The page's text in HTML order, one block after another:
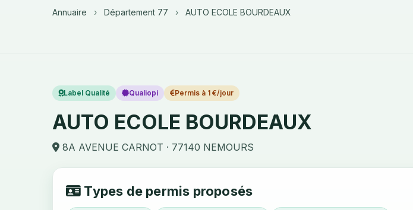
Annuaire › Département 77 › AUTO ECOLE BOURDEAUX
Label Qualité Qualiopi Permis à 1 €/jour
AUTO ECOLE BOURDEAUX
8A AVENUE CARNOT · 77140 NEMOURS
Types de permis proposés